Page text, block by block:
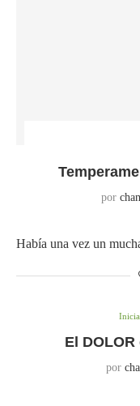
por
Había una vez un
El
por